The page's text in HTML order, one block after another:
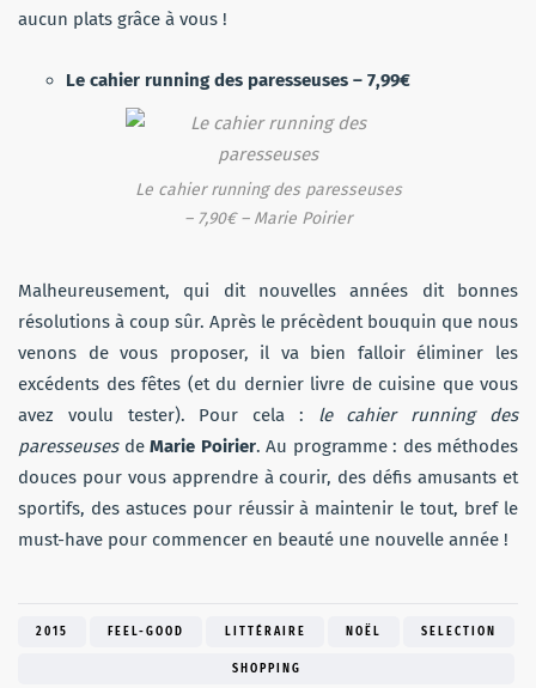
aucun plats grâce à vous !
Le cahier running des paresseuses – 7,99€
Le cahier running des paresseuses
– 7,90€ – Marie Poirier
Malheureusement, qui dit nouvelles années dit bonnes
résolutions à coup sûr. Après le précèdent bouquin que nous
venons de vous proposer, il va bien falloir éliminer les
excédents des fêtes (et du dernier livre de cuisine que vous
avez voulu tester). Pour cela : le cahier running des
paresseuses de Marie Poirier. Au programme : des méthodes
douces pour vous apprendre à courir, des défis amusants et
sportifs, des astuces pour réussir à maintenir le tout, bref le
must-have pour commencer en beauté une nouvelle année !
2015 FEEL-GOOD LITTÉRAIRE NOËL SELECTION
SHOPPING